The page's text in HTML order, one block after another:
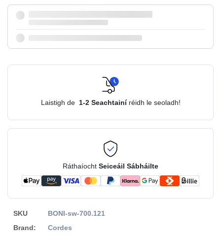
Laistigh de 1-2 Seachtainí réidh le seoladh!
Ráthaíocht Seiceáil Sábháilte
SKU
BONI-sw-700.121
Brand:
Cordes